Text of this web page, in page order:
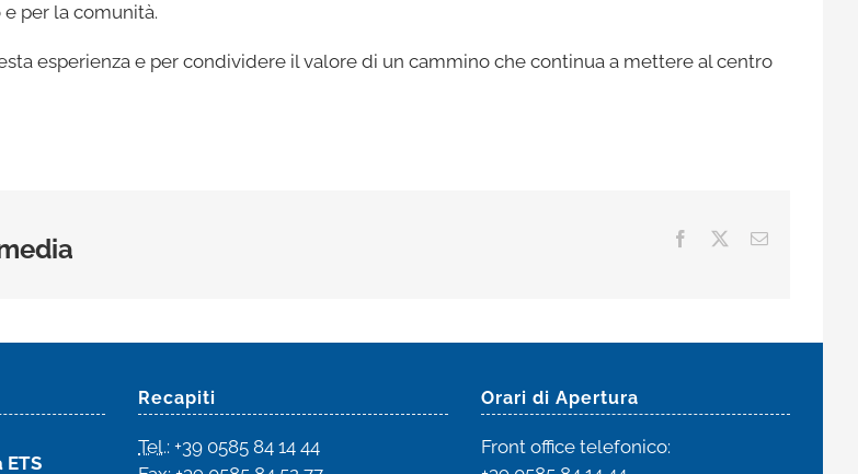
per la comunità.
esperienza e per condividere il valore di un cammino che continua a mettere al centro
Facebook Email
ETS
Recapiti
Tel.: +39 0585 84 14 44
Orari di Apertura
Front officetelefonico: